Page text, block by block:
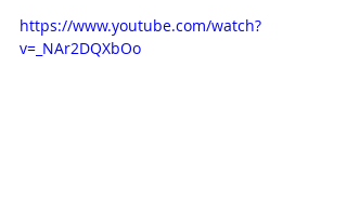
https://www.youtube.com/watch?
v=_NAr2DQXbOo